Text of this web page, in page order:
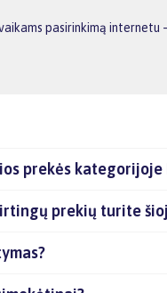
pasirinkimą
prekės
prekių turite